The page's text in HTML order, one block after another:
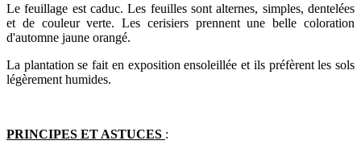
Le feuillage est caduc. Les feuilles sont alternes, simples, dentelées
et de couleur verte. Les cerisiers prennent une belle coloration
d'automne jaune orangé.
La plantation se fait en exposition ensoleillée et ils préfèrent les sols
légèrement humides.
PRINCIPES ET ASTUCES :